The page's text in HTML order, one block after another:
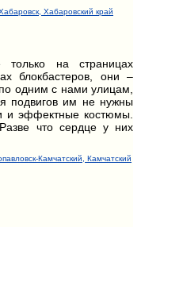
Хабаровский край
на страницах
блокбастеров, они –
одним с нами улицам,
подвигов им не нужны
и эффектные костюмы.
что сердце у них
Камчатский, Камчатский